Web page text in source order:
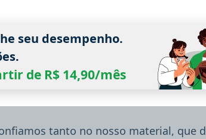
seu desempenho.
de R$ 14,90/mês
tanto no nosso material, que